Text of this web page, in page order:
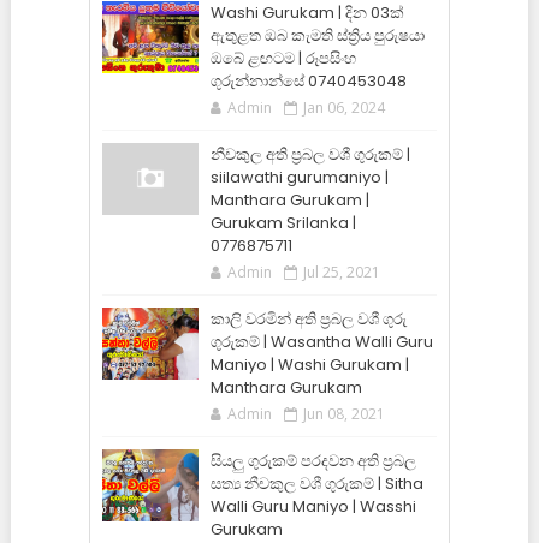
Washi Gurukam | දින 03ක්
ඇතුළත ඔබ කැමති ස්ත්‍රිය පුරුෂයා
ඔබේ ළඟටම | රූපසිංහ
ගුරුන්නාන්සේ 0740453048
Admin Jan 06, 2024
නීචකුල අති ප්‍රබල වශී ගුරුකම් |
siilawathi gurumaniyo |
Manthara Gurukam |
Gurukam Srilanka |
0776875711
Admin Jul 25, 2021
කාලි වරමින් අති ප්‍රබල වශී ගුරු
ගුරුකම් | Wasantha Walli Guru
Maniyo | Washi Gurukam |
Manthara Gurukam
Admin Jun 08, 2021
සියලු ගුරුකම් පරදවන අති ප්‍රබල
සත්‍ය නීචකුල වශී ගුරුකම් | Sitha
Walli Guru Maniyo | Wasshi
Gurukam